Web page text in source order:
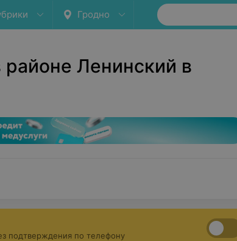
Гродно
районе Ленинский в
подтверждения по телефону